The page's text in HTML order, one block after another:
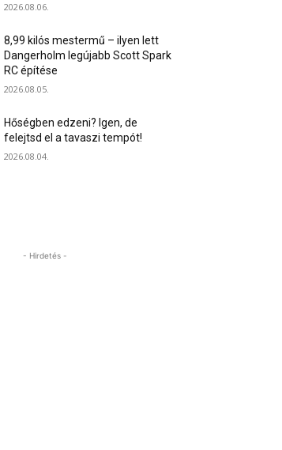
2026.08.06.
8,99 kilós mestermű – ilyen lett
Dangerholm legújabb Scott Spark
RC építése
2026.08.05.
Hőségben edzeni? Igen, de
felejtsd el a tavaszi tempót!
2026.08.04.
- Hirdetés -